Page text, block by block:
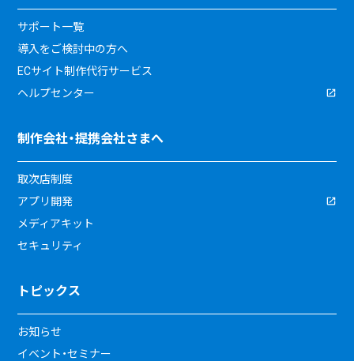
サポート一覧
導入をご検討中の方へ
ECサイト制作代行サービス
ヘルプセンター
制作会社・提携会社さまへ
取次店制度
アプリ開発
メディアキット
セキュリティ
トピックス
お知らせ
イベント・セミナー